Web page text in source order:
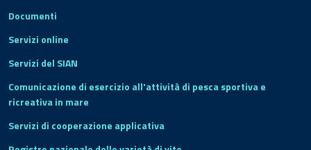
Documenti
Servizi online
Servizi del SIAN
Comunicazione di esercizio all'attività di pesca sportiva e
ricreativa in mare
Servizi di cooperazione applicativa